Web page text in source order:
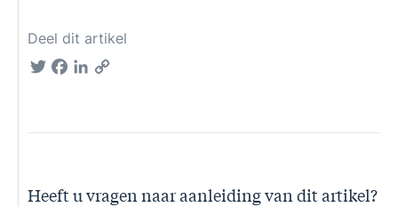
Deel dit artikel
TwitterFacebook
LinkedIn
Heeft u vragen naar aanleiding van dit artikel?